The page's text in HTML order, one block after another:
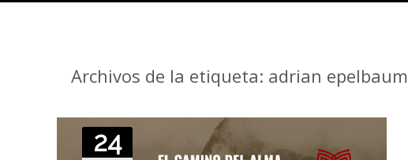
Archivos de la etiqueta: adrian epelbaum
24